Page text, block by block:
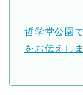
哲学堂公園
をお伝えし